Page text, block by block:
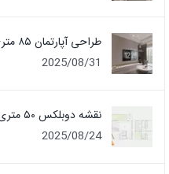
طراحی آپارتمان ۸۵ متری با دکوراسیون مینیمال
2025/08/31
نقشه دوبلکس ۵۰ متری بدون پرتی (50+50)
2025/08/24